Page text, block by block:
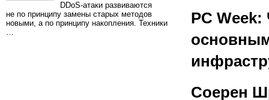
DDoS-атаки развиваются
не по принципу замены старых методов
новыми, а по принципу накопления. Техники
…
PC Week:
Соерен